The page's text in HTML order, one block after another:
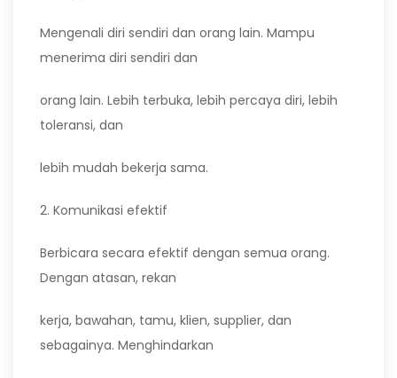
Mengenali diri sendiri dan orang lain. Mampu
menerima diri sendiri dan
orang lain. Lebih terbuka, lebih percaya diri, lebih
toleransi, dan
lebih mudah bekerja sama.
2. Komunikasi efektif
Berbicara secara efektif dengan semua orang.
Dengan atasan, rekan
kerja, bawahan, tamu, klien, supplier, dan
sebagainya. Menghindarkan